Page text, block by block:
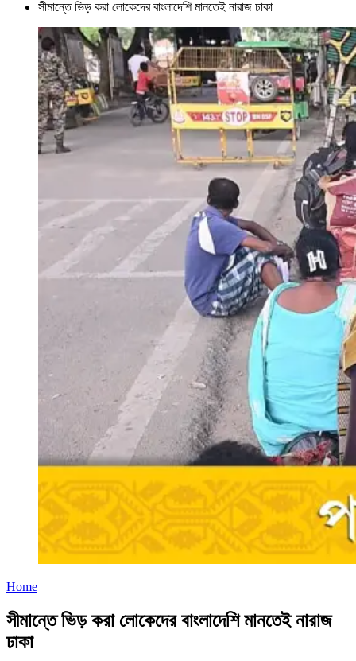
সীমান্তে ভিড় করা লোকেদের বাংলাদেশি মানতেই নারাজ ঢাকা
Home
সীমান্তে ভিড় করা লোকেদের বাংলাদেশি মানতেই নারাজ
ঢাকা